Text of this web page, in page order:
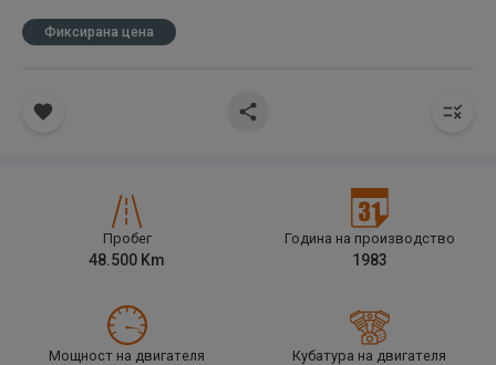
Фиксирана цена
Пробег
48.500 Km
Година на производство
1983
Мощност на двигателя Кубатура на двигателя